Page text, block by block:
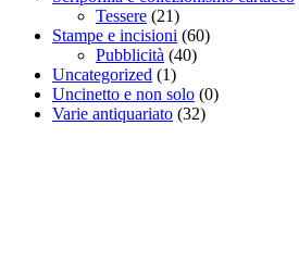
Tessere (21)
Stampe e incisioni (60)
Pubblicità (40)
Uncategorized (1)
Uncinetto e non solo (0)
Varie antiquariato (32)